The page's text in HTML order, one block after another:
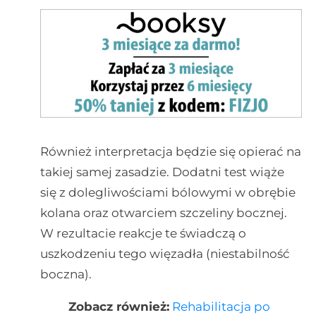
Również interpretacja będzie się opierać na
takiej samej zasadzie. Dodatni test wiąże
się z dolegliwościami bólowymi w obrębie
kolana oraz otwarciem szczeliny bocznej.
W rezultacie reakcje te świadczą o
uszkodzeniu tego więzadła (niestabilność
boczna).
Zobacz również: Rehabilitacja po